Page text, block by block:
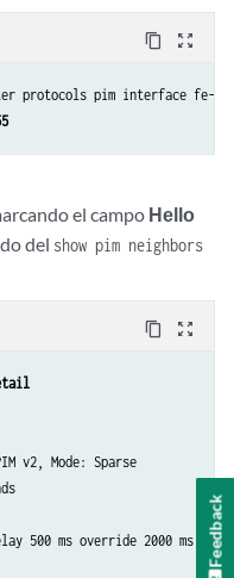
content_copy zoom_out_map
protocols pim interface fe-
el campo Hello
del show pim neighbors
content_copy zoom_out_map
v2, Mode: Sparse
500 ms override 2000 ms
Feedback